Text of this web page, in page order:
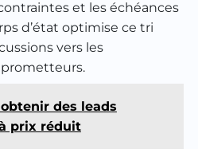
et les échéances
d’état optimise ce tri
vers les
des leads
prix réduit